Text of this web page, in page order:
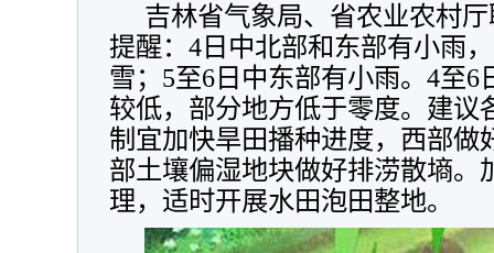
吉林省气象局、省农业农村
提醒：4日中北部和东部有小雨
雪；5至6日中东部有小雨。4至
较低，部分地方低于零度。建议
制宜加快旱田播种进度，西部做
部土壤偏湿地块做好排涝散墒。
理，适时开展水田泡田整地。